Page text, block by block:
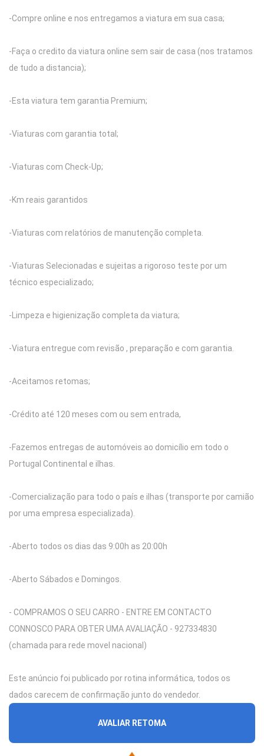
-Compre online e nos entregamos a viatura em sua casa;
-Faça o credito da viatura online sem sair de casa (nos tratamos
de tudo a distancia);
-Esta viatura tem garantia Premium;
-Viaturas com garantia total;
-Viaturas com Check-Up;
-Km reais garantidos
-Viaturas com relatórios de manutenção completa.
-Viaturas Selecionadas e sujeitas a rigoroso teste por um
técnico especializado;
-Limpeza e higienização completa da viatura;
-Viatura entregue com revisão , preparação e com garantia.
-Aceitamos retomas;
-Crédito até 120 meses com ou sem entrada,
-Fazemos entregas de automóveis ao domicílio em todo o
Portugal Continental e ilhas.
-Comercialização para todo o país e ilhas (transporte por camião
por uma empresa especializada).
-Aberto todos os dias das 9:00h as 20:00h
-Aberto Sábados e Domingos.
- COMPRAMOS O SEU CARRO - ENTRE EM CONTACTO
CONNOSCO PARA OBTER UMA AVALIAÇÃO - 927334830
(chamada para rede movel nacional)
Este anúncio foi publicado por rotina informática, todos os
dados carecem de confirmação junto do vendedor.
AVALIAR RETOMA